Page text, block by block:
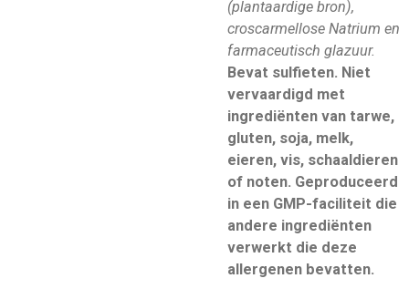
(plantaardige bron),
croscarmellose Natrium en
farmaceutisch glazuur.
Bevat sulfieten. Niet
vervaardigd met
ingrediënten van tarwe,
gluten, soja, melk,
eieren, vis, schaaldieren
of noten. Geproduceerd
in een GMP-faciliteit die
andere ingrediënten
verwerkt die deze
allergenen bevatten.